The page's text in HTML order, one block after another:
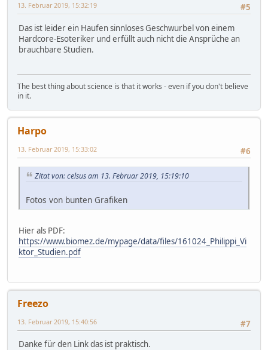
#5
13. Februar 2019, 15:32:19
Das ist leider ein Haufen sinnloses Geschwurbel von einem
Hardcore-Esoteriker und erfüllt auch nicht die Ansprüche an
brauchbare Studien.
The best thing about science is that it works - even if you don't believe
in it.
Harpo
#6
13. Februar 2019, 15:33:02
Zitat von: celsus am 13. Februar 2019, 15:19:10
Fotos von bunten Grafiken
Hier als PDF:
https://www.biomez.de/mypage/data/files/161024_Philippi_Vi
ktor_Studien.pdf
Freezo
#7
13. Februar 2019, 15:40:56
Danke für den Link das ist praktisch.